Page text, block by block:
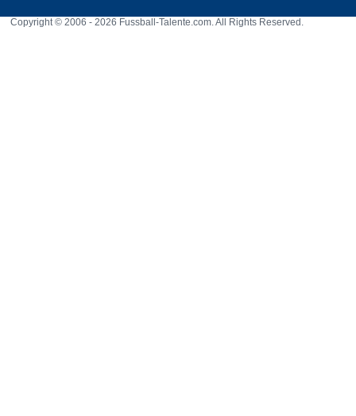
Copyright © 2006 - 2026 Fussball-Talente.com. All Rights Reserved.